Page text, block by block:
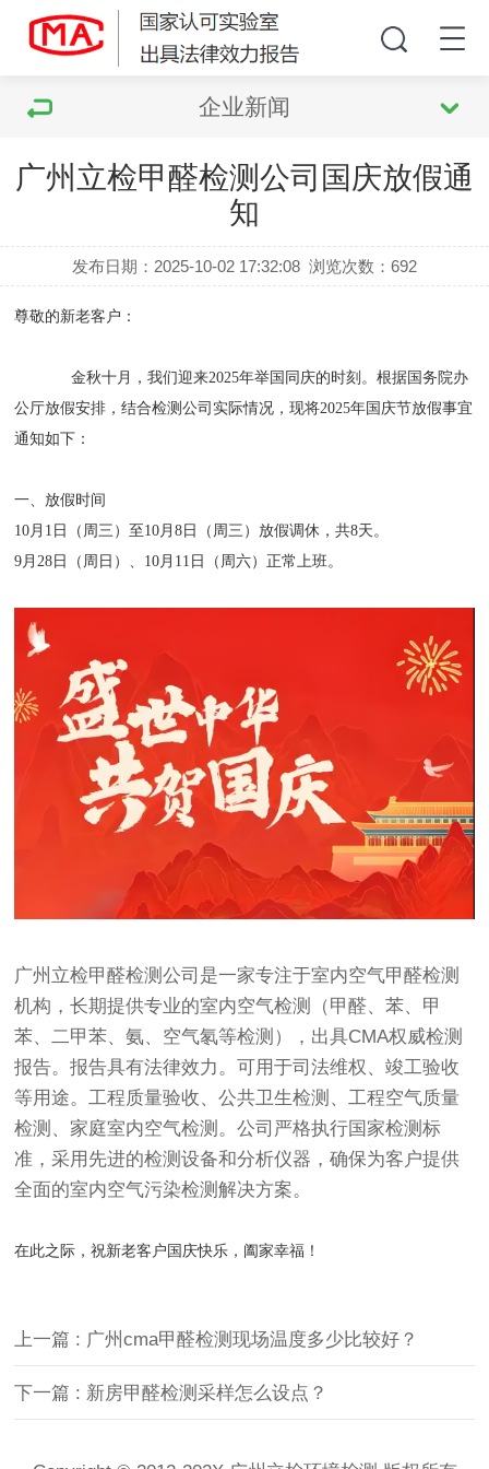
企业新闻
广州立检甲醛检测公司国庆放假通
知
发布日期：2025-10-02 17:32:08 浏览次数：692
尊敬的新老客户：
金秋十月，我们迎来2025年举国同庆的时刻。根据国务院办
公厅放假安排，结合检测公司实际情况，现将2025年国庆节放假事宜
通知如下：
一、放假时间
10月1日（周三）至10月8日（周三）放假调休，共8天。
9月28日（周日）、10月11日（周六）正常上班。
广州立检甲醛检测公司是一家专注于室内空气甲醛检测
机构，长期提供专业的室内空气检测（甲醛、苯、甲
苯、二甲苯、氨、空气氡等检测），出具CMA权威检测
报告。报告具有法律效力。可用于司法维权、竣工验收
等用途。工程质量验收、公共卫生检测、工程空气质量
检测、家庭室内空气检测。公司严格执行国家检测标
准，采用先进的检测设备和分析仪器，确保为客户提供
全面的室内空气污染检测解决方案。
在此之际，祝新老客户国庆快乐，阖家幸福！
上一篇 : 广州cma甲醛检测现场温度多少比较好？
下一篇 : 新房甲醛检测采样怎么设点？